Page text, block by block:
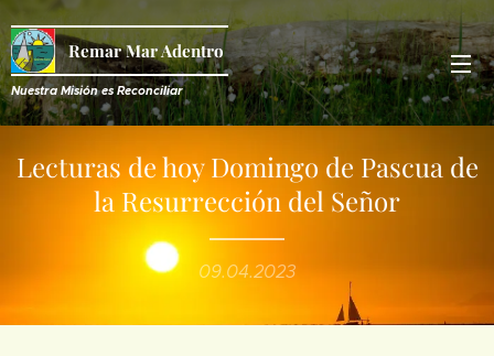
Remar Mar Adentro
Nuestra Misión es Reconciliar
Lecturas de hoy Domingo de Pascua de
la Resurrección del Señor
09.04.2023